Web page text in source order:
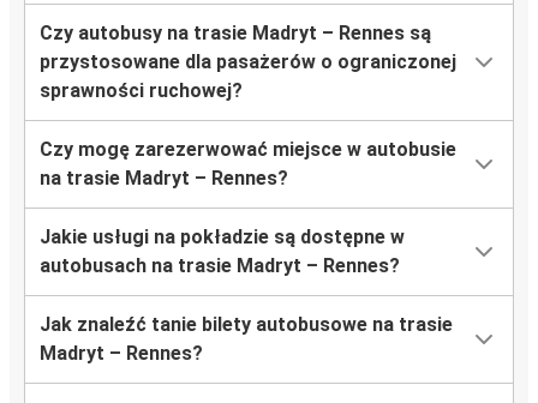
Czy autobusy na trasie Madryt – Rennes są
przystosowane dla pasażerów o ograniczonej
sprawności ruchowej?
Czy mogę zarezerwować miejsce w autobusie
na trasie Madryt – Rennes?
Jakie usługi na pokładzie są dostępne w
autobusach na trasie Madryt – Rennes?
Jak znaleźć tanie bilety autobusowe na trasie
Madryt – Rennes?